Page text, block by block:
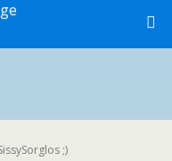
;)